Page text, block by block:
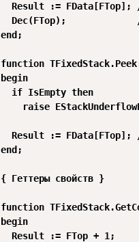
Result := FData[FTop];
Dec(FTop);
end;
function
begin
  if IsEmpty then
raise
Result := FData[FTop];
end;
{ Геттеры свойств }
function
begin
  Result := FTop + 1;